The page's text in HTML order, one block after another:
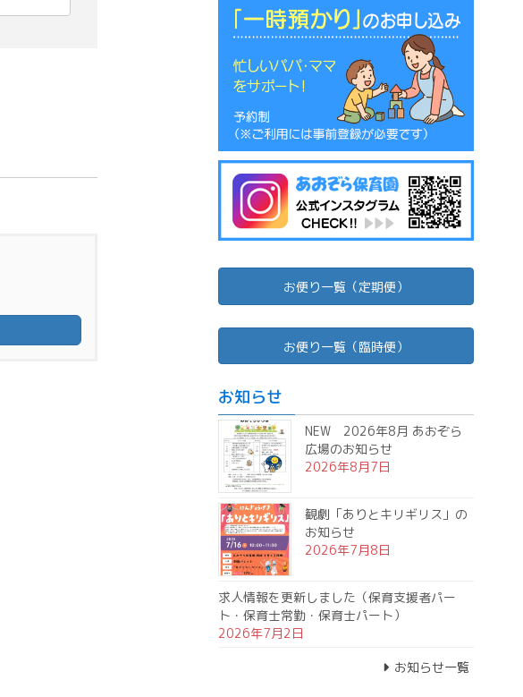
お便り一覧（定期便）
お便り一覧（臨時便）
お知らせ
NEW 2026年8月 あおぞら
広場のお知らせ
2026年8月7日
観劇「ありとキリギリス」の
お知らせ
2026年7月8日
求人情報を更新しました（保育支援者パー
ト・保育士常勤・保育士パート）
2026年7月2日
お知らせ一覧